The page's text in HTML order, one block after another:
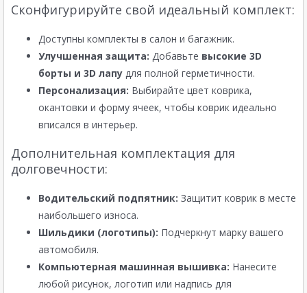
Сконфигурируйте свой идеальный комплект:
Доступны комплекты в салон и багажник.
Улучшенная защита: Добавьте высокие 3D
борты и 3D лапу для полной герметичности.
Персонализация: Выбирайте цвет коврика,
окантовки и форму ячеек, чтобы коврик идеально
вписался в интерьер.
Дополнительная комплектация для
долговечности:
Водительский подпятник: Защитит коврик в месте
наибольшего износа.
Шильдики (логотипы): Подчеркнут марку вашего
автомобиля.
Компьютерная машинная вышивка: Нанесите
любой рисунок, логотип или надпись для